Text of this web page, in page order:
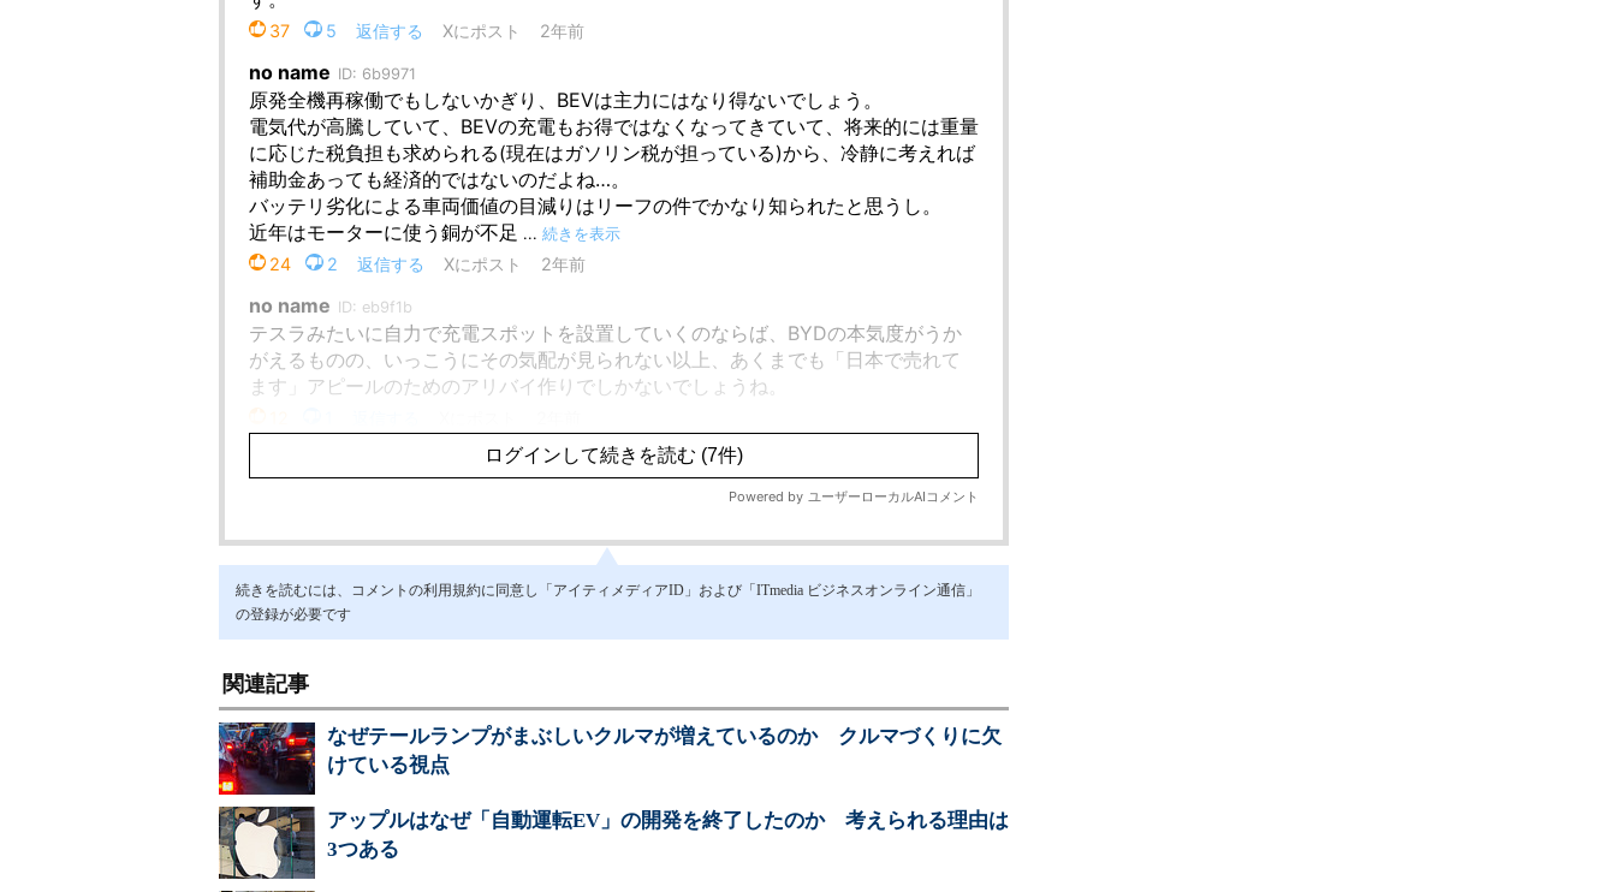
続きを読むには、コメントの利用規約に同意し「アイティメディアID」および「ITmedia ビジネスオンライン通信」
の登録が必要です
関連記事
なぜテールランプがまぶしいクルマが増えているのか クルマづくりに欠
けている視点
アップルはなぜ「自動運転EV」の開発を終了したのか 考えられる理由は
3つある